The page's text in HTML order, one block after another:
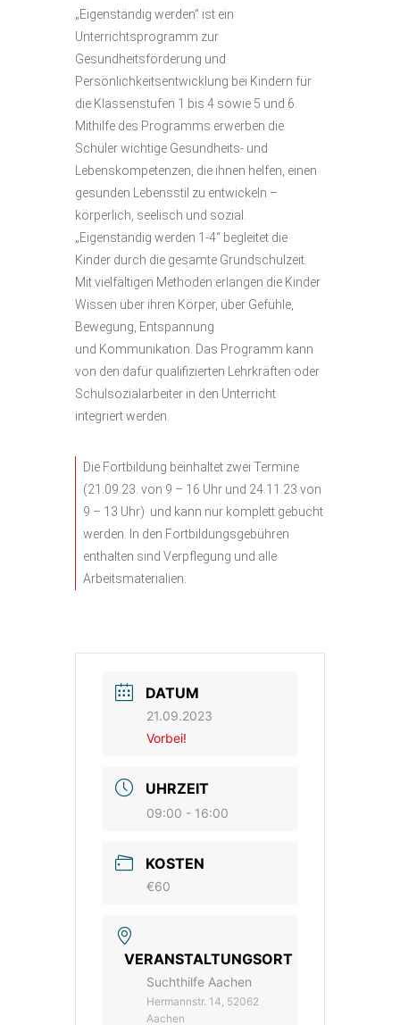
„Eigenständig werden“ ist ein
Unterrichtsprogramm zur
Gesundheitsförderung und
Persönlichkeitsentwicklung bei Kindern für
die Klassenstufen 1 bis 4 sowie 5 und 6.
Mithilfe des Programms erwerben die
Schüler wichtige Gesundheits- und
Lebenskompetenzen, die ihnen helfen, einen
gesunden Lebensstil zu entwickeln –
körperlich, seelisch und sozial.
„Eigenständig werden 1-4“ begleitet die
Kinder durch die gesamte Grundschulzeit.
Mit vielfältigen Methoden erlangen die Kinder
Wissen über ihren Körper, über Gefühle,
Bewegung, Entspannung
und Kommunikation. Das Programm kann
von den dafür qualifizierten Lehrkräften oder
Schulsozialarbeiter in den Unterricht
integriert werden.
Die Fortbildung beinhaltet zwei Termine
(21.09.23. von 9 – 16 Uhr und 24.11.23 von
9 – 13 Uhr) und kann nur komplett gebucht
werden. In den Fortbildungsgebühren
enthalten sind Verpflegung und alle
Arbeitsmaterialien.
DATUM
21.09.2023
Vorbei!
UHRZEIT
09:00 - 16:00
KOSTEN
€60
VERANSTALTUNGSORT
Suchthilfe Aachen
Hermannstr. 14, 52062
Aachen